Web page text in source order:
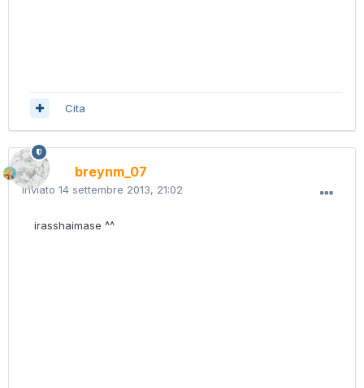
Cita
breynm_07
Inviato 14 settembre 2013, 21:02
irasshaimase ^^